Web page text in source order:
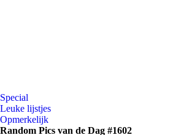
Special
Leuke lijstjes
Opmerkelijk
Random Pics van de Dag #1602